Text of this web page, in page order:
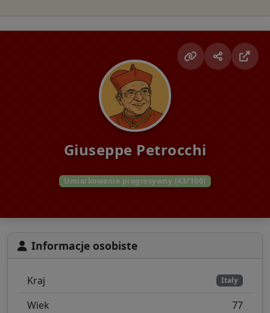
Giuseppe Petrocchi
Umiarkowanie progresywny (43/100)
Informacje osobiste
Kraj Italy
Wiek
77